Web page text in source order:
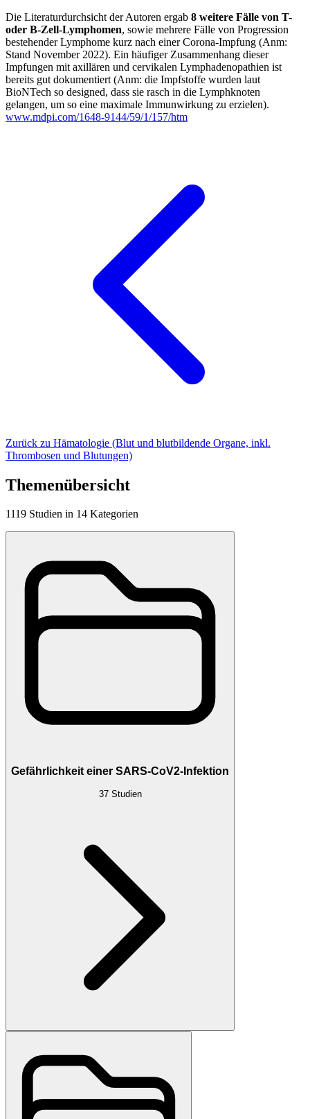
Die Literaturdurchsicht der Autoren ergab 8 weitere Fälle von T-
oder B-Zell-Lymphomen, sowie mehrere Fälle von Progression
bestehender Lymphome kurz nach einer Corona-Impfung (Anm:
Stand November 2022). Ein häufiger Zusammenhang dieser
Impfungen mit axillären und cervikalen Lymphadenopathien ist
bereits gut dokumentiert (Anm: die Impfstoffe wurden laut
BioNTech so designed, dass sie rasch in die Lymphknoten
gelangen, um so eine maximale Immunwirkung zu erzielen).
www.mdpi.com/1648-9144/59/1/157/htm
Zurück zu Hämatologie (Blut und blutbildende Organe, inkl.
Thrombosen und Blutungen)
Themenübersicht
1119 Studien in 14 Kategorien
Gefährlichkeit einer SARS-CoV2-Infektion
37 Studien